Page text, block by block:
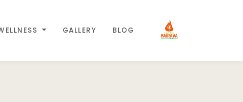
GALLERY BLOG